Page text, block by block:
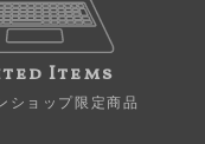
Items
ショップ限定商品